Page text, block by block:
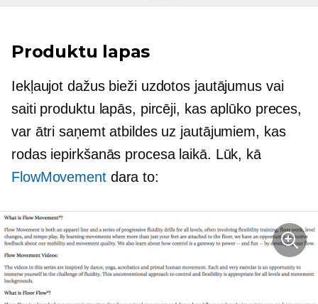
Produktu lapas
Iekļaujot dažus bieži uzdotos jautājumus vai
saiti produktu lapās, pircēji, kas aplūko preces,
var ātri saņemt atbildes uz jautājumiem, kas
rodas iepirkšanās procesa laikā. Lūk, kā
FlowMovementdara to: